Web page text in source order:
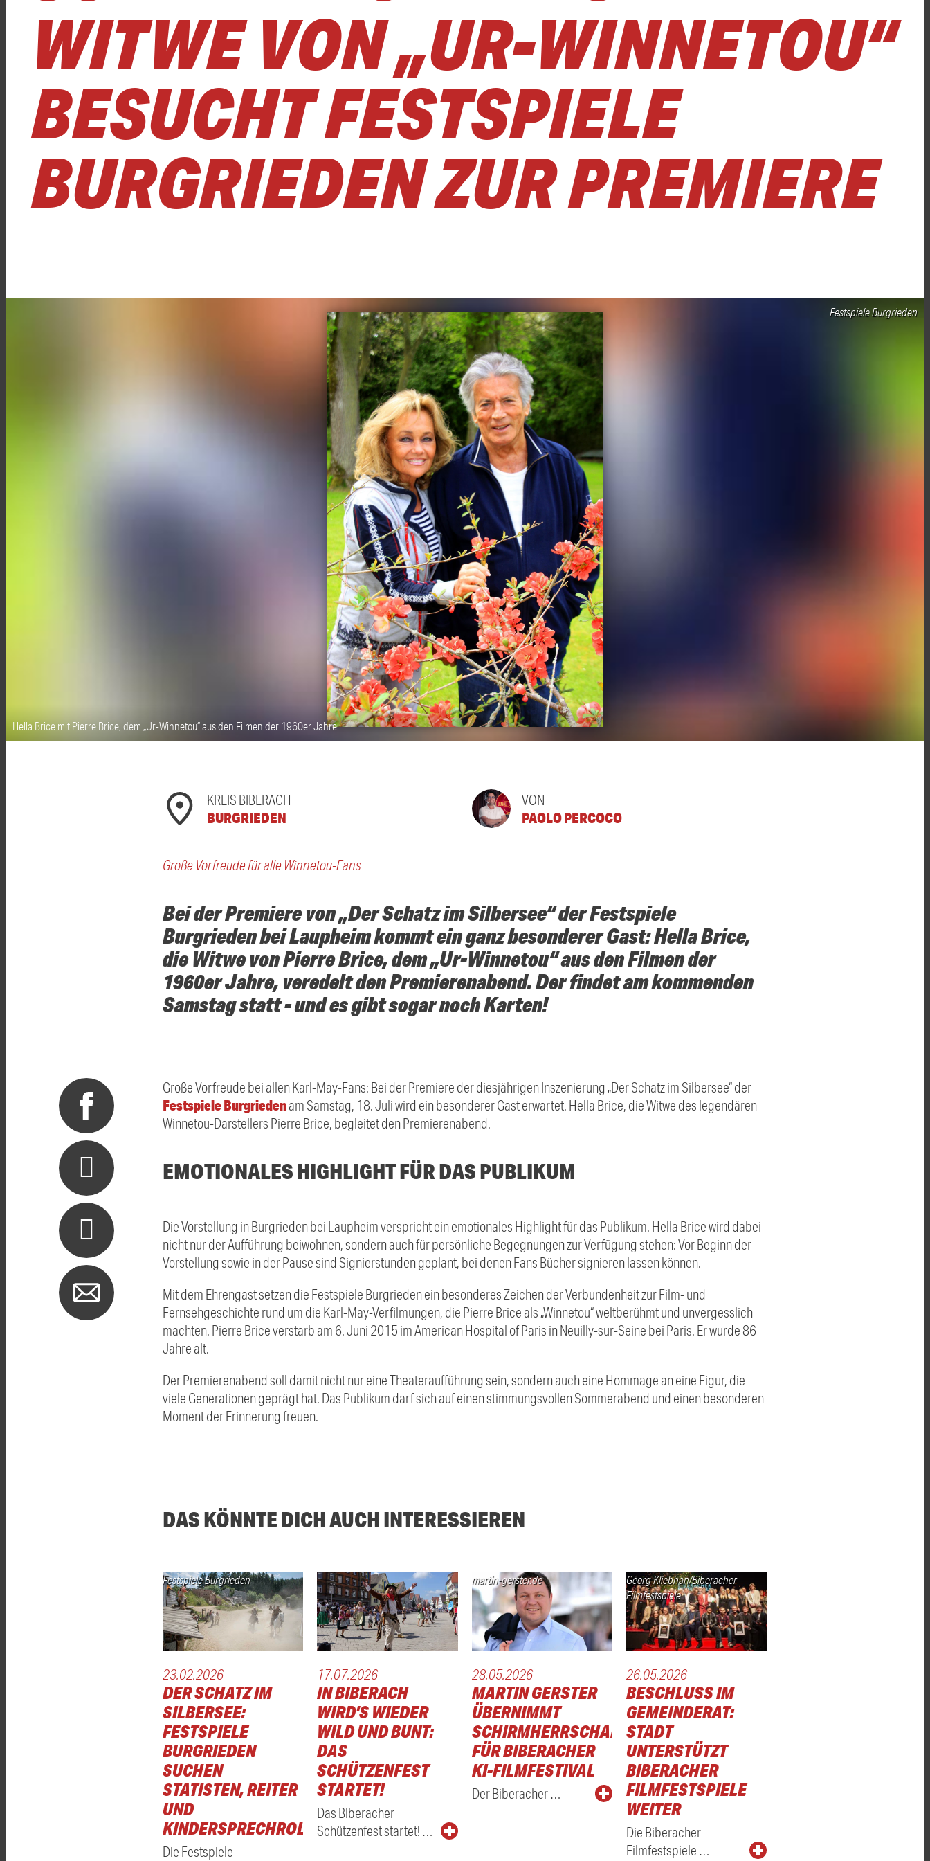
WITWE VON „UR-WINNETOU“
BESUCHT FESTSPIELE
BURGRIEDEN ZUR PREMIERE
Festspiele Burgrieden
Hella Brice mit Pierre Brice, dem „Ur-Winnetou“ aus den Filmen der 1960er Jahre
KREIS BIBERACH
BURGRIEDEN
VON
PAOLO PERCOCO
Große Vorfreude für alle Winnetou-Fans
Bei der Premiere von „Der Schatz im Silbersee“ der Festspiele
Burgrieden bei Laupheim kommt ein ganz besonderer Gast: Hella Brice,
die Witwe von Pierre Brice, dem „Ur-Winnetou“ aus den Filmen der
1960er Jahre, veredelt den Premierenabend. Der findet am kommenden
Samstag statt - und es gibt sogar noch Karten!
Große Vorfreude bei allen Karl-May-Fans: Bei der Premiere der diesjährigen Inszenierung „Der Schatz im Silbersee“ der
Festspiele Burgriedenam Samstag, 18. Juli wird ein besonderer Gast erwartet. Hella Brice, die Witwe des legendären
Winnetou-Darstellers Pierre Brice, begleitet den Premierenabend.
EMOTIONALES HIGHLIGHT FÜR DAS PUBLIKUM
Die Vorstellung in Burgrieden bei Laupheim verspricht ein emotionales Highlight für das Publikum. Hella Brice wird dabei
nicht nur der Aufführung beiwohnen, sondern auch für persönliche Begegnungen zur Verfügung stehen: Vor Beginn der
Vorstellung sowie in der Pause sind Signierstunden geplant, bei denen Fans Bücher signieren lassen können.
Mit dem Ehrengast setzen die Festspiele Burgriedenein besonderes Zeichen der Verbundenheit zur Film- und
Fernsehgeschichte rund um die Karl-May-Verfilmungen, die Pierre Briceals „Winnetou“ weltberühmt und unvergesslich
machten. Pierre Brice verstarb am 6. Juni 2015 im American Hospital of Paris in Neuilly-sur-Seine bei Paris. Er wurde 86
Jahre alt.
Der Premierenabend soll damit nicht nur eine Theateraufführung sein, sondern auch eine Hommage an eine Figur, die
viele Generationen geprägt hat. Das Publikum darf sich auf einen stimmungsvollen Sommerabend und einen besonderen
Moment der Erinnerung freuen.
DAS KÖNNTE DICH AUCH INTERESSIEREN
Festspiele Burgrieden
23.02.2026
DER SCHATZ IM
SILBERSEE:
FESTSPIELE
BURGRIEDEN
SUCHEN
STATISTEN, REITER
UND
KINDERSPRECHROLLE
Die Festspiele
17.07.2026
IN BIBERACH
WIRD'S WIEDER
WILD UND BUNT:
DAS
SCHÜTZENFEST
STARTET!
Das Biberacher
Schützenfest startet! …
martin-gerster.de
28.05.2026
MARTIN GERSTER
ÜBERNIMMT
SCHIRMHERRSCHAFT
FÜR BIBERACHER
KI-FILMFESTIVAL
Der Biberacher …
Georg Kliebhan/Biberacher
Filmfestspiele
26.05.2026
BESCHLUSS IM
GEMEINDERAT:
STADT
UNTERSTÜTZT
BIBERACHER
FILMFESTSPIELE
WEITER
Die Biberacher
Filmfestspiele …